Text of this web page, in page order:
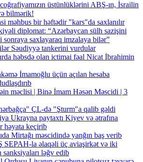
üstünlüklərini ABŞ-ın, İsrailin
bilmərik!
məhbus bir həftədir "kars"da saxlanılır
diplomat: “Azərbaycan sülh sazişini
sonraya saxlayaraq imzalaya bilər”
Səudiyyə tankerini vurdular
həbsdə olan ictimai fəal Nicat İbrahimin
İmamoğlu üçün açılan hesaba
məclisi | Binə İmam Həsən Məscidi | 3
ÇL-də "Şturm"a qalib gəldi
Ukrayna paytaxtı Kiyev və ətrafına
həyata keçirib
Mirtağı məscidində yanğın baş verib
SEPAH-la əlaqəli üç aviaşirkət və iki
ləğv edib